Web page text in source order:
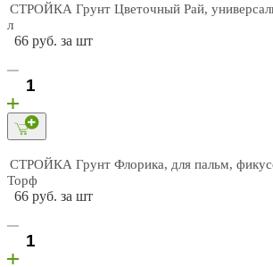
Имеет оптимальную кислотность и
рыхлую текстуру, что обеспечивает
выращивании.
агроперлит, биогумус, песок
Объём, л: 50
Вес, кг: 18
Размер упаковки, см: 75×43×10
СТРОЙКА Грунт Цветочный Рай,
л
66 руб. за шт
СТРОЙКА Грунт Флорика, для пальм,
Торф
66 руб. за шт